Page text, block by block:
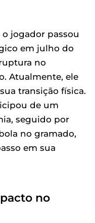
o jogador passou
em julho do
no
Atualmente, ele
transição física.
de um
seguido por
no gramado,
em sua
no